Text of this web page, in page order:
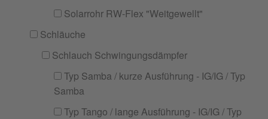
Solarrohr RW-Flex "Weitgewellt"
Schläuche
Schlauch Schwingungsdämpfer
Typ Samba / kurze Ausführung - IG/IG / Typ
Samba
Typ Tango / lange Ausführung - IG/IG / Typ